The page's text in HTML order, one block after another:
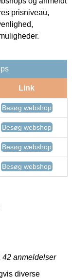
prisniveau,
Link
Besøg webshop
Besøg webshop
Besøg webshop
Besøg webshop
42 anmeldelser
diverse